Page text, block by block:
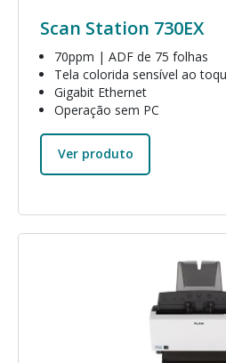
Scan Station 730EX
70ppm | ADF de 75 folhas
Tela colorida sensível ao
Gigabit Ethernet
Operação sem PC
Ver produto
Imagem